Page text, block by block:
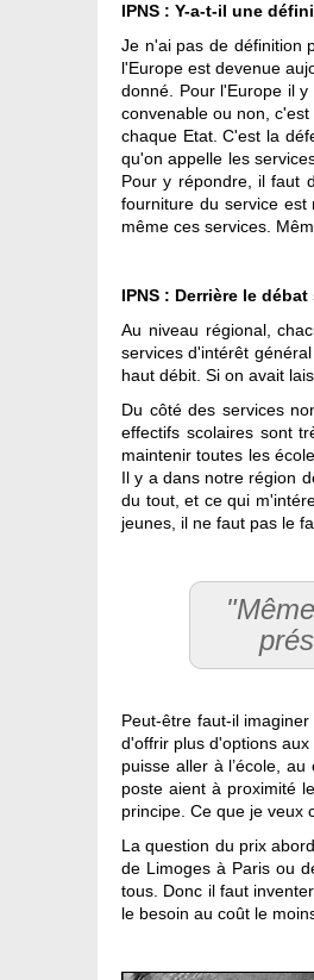
IPNS : Y-a-t-il une
Je n'ai pas de définition
l'Europe est devenue
donné. Pour l'Europe il
convenable ou non,
chaque Etat. C'est la
qu'on appelle les
Pour y répondre, il faut
fourniture du service
même ces services.
IPNS : Derrière le
Au niveau régional,
services d'intérêt
haut débit. Si on avait
Du côté des services
effectifs scolaires sont
maintenir toutes les
Il y a dans notre région
du tout, et ce qui
jeunes, il ne faut pas le
Peut-être faut-il
d'offrir plus d'options
puisse aller à l’école,
poste aient à proximité
principe. Ce que je veux
La question du prix
de Limoges à Paris ou
tous. Donc il faut
le besoin au coût le